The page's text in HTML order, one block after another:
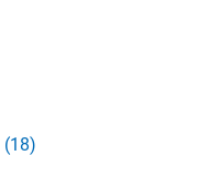
(18)